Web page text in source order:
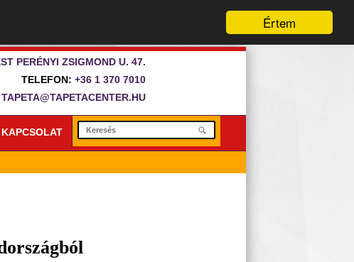
Értem
PERÉNYI ZSIGMOND U. 47.
TELEFON: +36 1 370 7010
TAPETA@TAPETACENTER.HU
KAPCSOLAT